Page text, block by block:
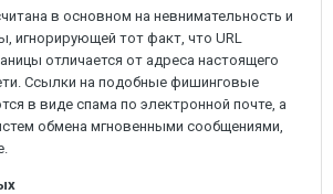
в основном на невнимательность и
игнорирующей тот факт, что URL
отличается от адреса настоящего
Ссылки на подобные фишинговые
в виде спама по электронной почте, а
обмена мгновенными сообщениями,